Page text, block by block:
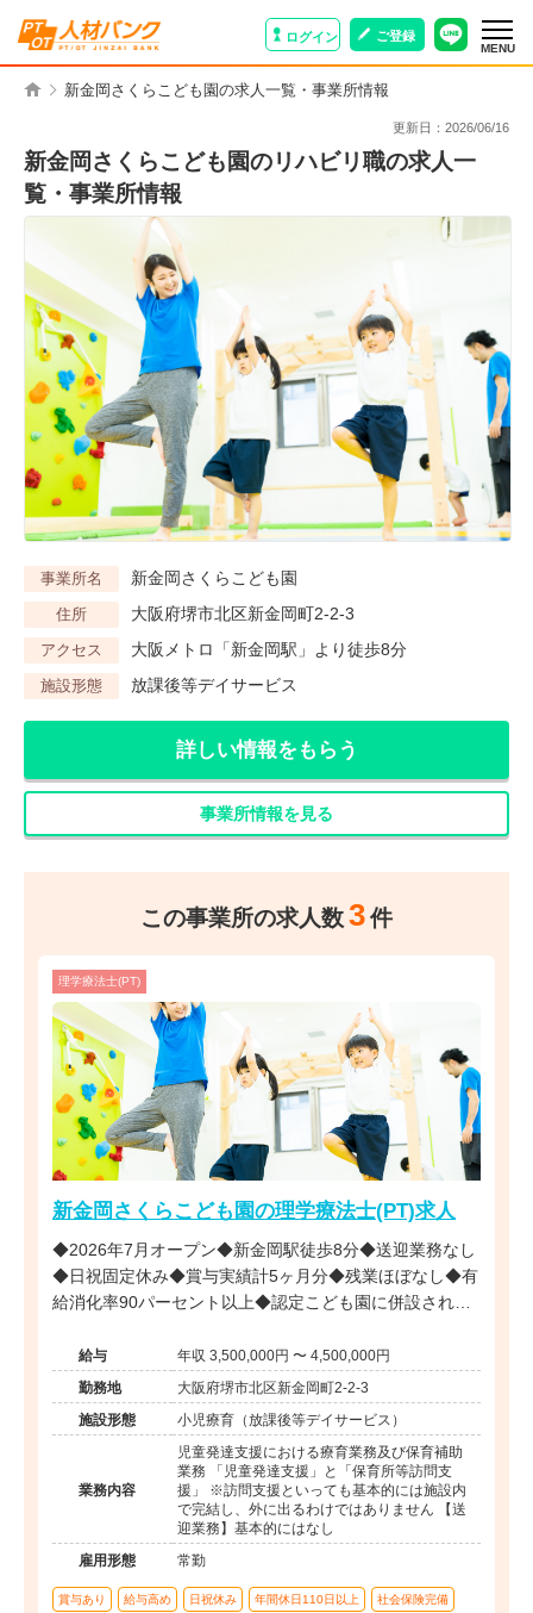
ログイン ご登録
MENU
新金岡さくらこども園の求人一覧・事業所情報
更新日： 2026/06/16
新金岡さくらこども園のリハビリ職の求人一
覧・事業所情報
事業所名 新金岡さくらこども園
住所 大阪府堺市北区新金岡町2-2-3
アクセス 大阪メトロ「新金岡駅」より徒歩8分
施設形態 放課後等デイサービス
詳しい情報をもらう
事業所情報を見る
この事業所の求人数3件
理学療法士(PT)
新金岡さくらこども園の理学療法士(PT)求人
◆2026年7月オープン◆新金岡駅徒歩8分◆送迎業務なし
◆日祝固定休み◆賞与実績計5ヶ月分◆残業ほぼなし◆有
給消化率90パーセント以上◆認定こども園に併設された
給与
年収 3,500,000円 〜 4,500,000円
勤務地
大阪府堺市北区新金岡町2-2-3
施設形態
小児療育（放課後等デイサービス）
業務内容
児童発達支援における療育業務及び保育補助
業務 「児童発達支援」と「保育所等訪問支
援」 ※訪問支援といっても基本的には施設内
で完結し、外に出るわけではありません 【送
迎業務】基本的にはなし
雇用形態
常勤
賞与あり 給与高め 日祝休み 年間休日110日以上 社会保険完備